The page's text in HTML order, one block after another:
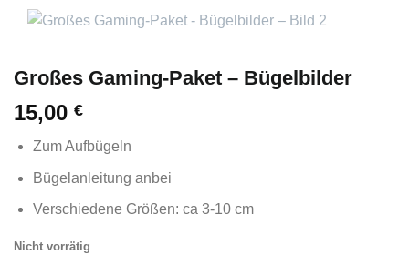
Großes Gaming-Paket – Bügelbilder
15,00 €
Zum Aufbügeln
Bügelanleitung anbei
Verschiedene Größen: ca 3-10 cm
Nicht vorrätig